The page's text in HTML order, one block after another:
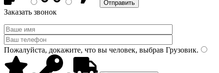
Заказать звонок
Пожалуйста, докажите, что вы человек, выбрав Грузовик.